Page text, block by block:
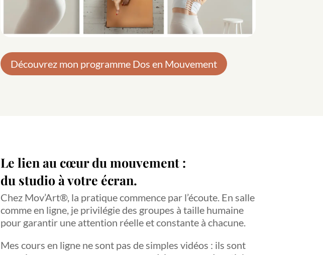
Découvrez mon programme Dos en Mouvement
Le lien au cœur du mouvement :
du studio à votre écran.
Chez Mov’Art®, la pratique commence par l’écoute. En salle
comme en ligne, je privilégie des groupes à taille humaine
pour garantir une attention réelle et constante à chacune.
Mes cours en ligne ne sont pas de simples vidéos : ils sont